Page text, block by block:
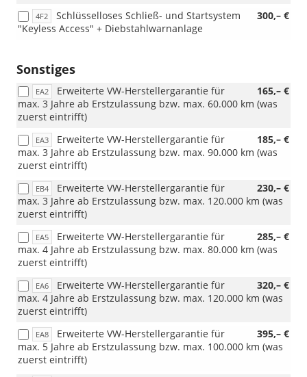
kann
das
18-
Zoll-
wird.
bitten
um
4F2 300,– €
Schlüsselloses Schließ- und Startsystem
"Keyless Access" + Diebstahlwarnanlage
Sonstiges
EA2 165,– €
Erweiterte VW-Herstellergarantie für
max. 3 Jahre ab Erstzulassung bzw. max. 60.000 km (was
zuerst eintrifft)
EA3 185,– €
Erweiterte VW-Herstellergarantie für
max. 3 Jahre ab Erstzulassung bzw. max. 90.000 km (was
zuerst eintrifft)
EB4 230,– €
Erweiterte VW-Herstellergarantie für
max. 3 Jahre ab Erstzulassung bzw. max. 120.000 km (was
zuerst eintrifft)
EA5 285,– €
Erweiterte VW-Herstellergarantie für
max. 4 Jahre ab Erstzulassung bzw. max. 80.000 km (was
zuerst eintrifft)
EA6 320,– €
Erweiterte VW-Herstellergarantie für
max. 4 Jahre ab Erstzulassung bzw. max. 120.000 km (was
zuerst eintrifft)
EA8 395,– €
Erweiterte VW-Herstellergarantie für
max. 5 Jahre ab Erstzulassung bzw. max. 100.000 km (was
zuerst eintrifft)